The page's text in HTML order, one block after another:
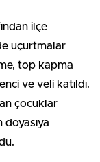
ilçe
uçurtmalar
top kapma
ve veli katıldı.
çocuklar
doyasıya